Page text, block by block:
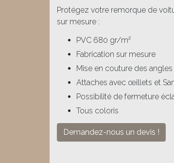
Protégez votre remorque de
sur mesure :
PVC 680 gr/m²
Fabrication sur mesure
Mise en couture des angles
Attaches avec œillets et
Possibilité de fermeture
Tous coloris
Demandez-nous un devis !